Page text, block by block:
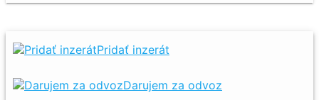
Pridať inzerát
Darujem za odvoz